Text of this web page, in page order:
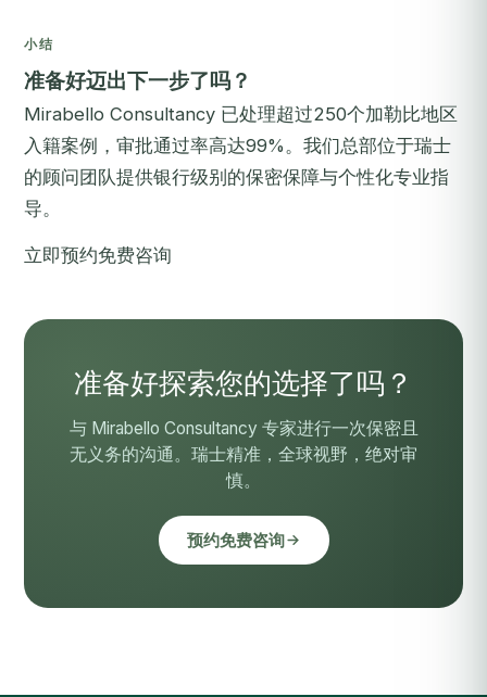
小结
准备好迈出下一步了吗？
Mirabello Consultancy 已处理超过250个加勒比地区
入籍案例，审批通过率高达99%。我们总部位于瑞士
的顾问团队提供银行级别的保密保障与个性化专业指
导。
立即预约免费咨询
准备好探索您的选择了吗？
与 Mirabello Consultancy 专家进行一次保密且
无义务的沟通。瑞士精准，全球视野，绝对审
慎。
预约免费咨询